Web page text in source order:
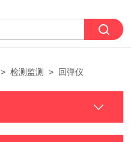
>检测监测 > 回弹仪